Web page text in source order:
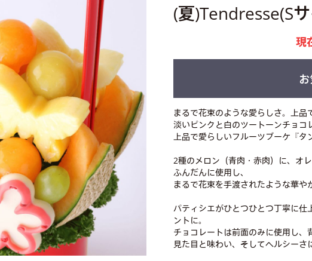
(夏)Tendresse(S
現
まるで花束のような愛らしさ。上
淡いピンクと白のツートーンチョコ
上品で愛らしいフルーツブーケ『タ
2種のメロン（青肉・赤肉）に、オ
ふんだんに使用し、
まるで花束を手渡されたような華や
パティシエがひとつひとつ丁寧に
ントに。
チョコレートは前面のみに使用し、
見た目と味わい、そしてヘルシーさ